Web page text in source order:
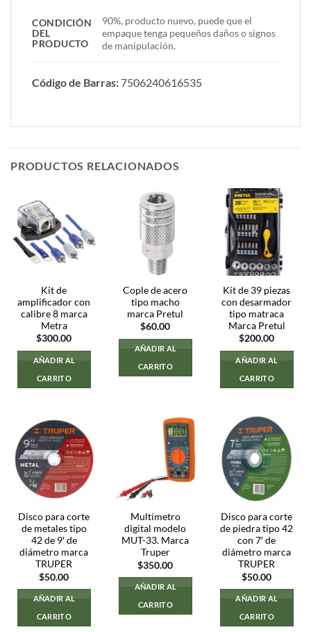
CONDICIÓN
DEL
PRODUCTO
90%, producto nuevo, puede que el
empaque tenga pequeños daños o signos
de manipulación.
Código de Barras: 7506240616535
PRODUCTOS RELACIONADOS
Kit de
amplificador con
calibre 8 marca
Metra
$300.00
AÑADIR AL
CARRITO
Cople de acero
tipo macho
marca Pretul
$60.00
AÑADIR AL
CARRITO
Kit de 39 piezas
con desarmador
tipo matraca
Marca Pretul
$200.00
AÑADIR AL
CARRITO
Disco para corte
de metales tipo
42 de 9′ de
diámetro marca
TRUPER
$50.00
AÑADIR AL
CARRITO
Multímetro
digital modelo
MUT-33. Marca
Truper
$350.00
AÑADIR AL
CARRITO
Disco para corte
de piedra tipo 42
con 7′ de
diámetro marca
TRUPER
$50.00
AÑADIR AL
CARRITO